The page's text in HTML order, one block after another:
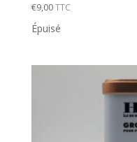
€9,00TTC
Épuisé